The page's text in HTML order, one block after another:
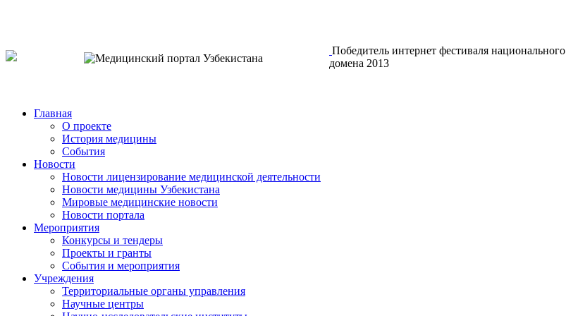
Победитель интернет фестиваля национального
домена 2013
Главная
О проекте
История медицины
События
Новости
Новости лицензирование медицинской деятельности
Новости медицины Узбекистана
Мировые медицинские новости
Новости портала
Мероприятия
Конкурсы и тендеры
Проекты и гранты
События и мероприятия
Учреждения
Территориальные органы управления
Научные центры